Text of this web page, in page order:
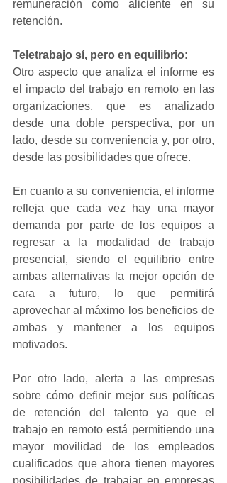
remuneración como aliciente en su
retención.
Teletrabajo sí, pero en equilibrio:
Otro aspecto que analiza el informe es
el impacto del trabajo en remoto en las
organizaciones, que es analizado
desde una doble perspectiva, por un
lado, desde su conveniencia y, por otro,
desde las posibilidades que ofrece.
En cuanto a su conveniencia, el informe
refleja que cada vez hay una mayor
demanda por parte de los equipos a
regresar a la modalidad de trabajo
presencial, siendo el equilibrio entre
ambas alternativas la mejor opción de
cara a futuro, lo que permitirá
aprovechar al máximo los beneficios de
ambas y mantener a los equipos
motivados.
Por otro lado, alerta a las empresas
sobre cómo definir mejor sus políticas
de retención del talento ya que el
trabajo en remoto está permitiendo una
mayor movilidad de los empleados
cualificados que ahora tienen mayores
posibilidades de trabajar en empresas